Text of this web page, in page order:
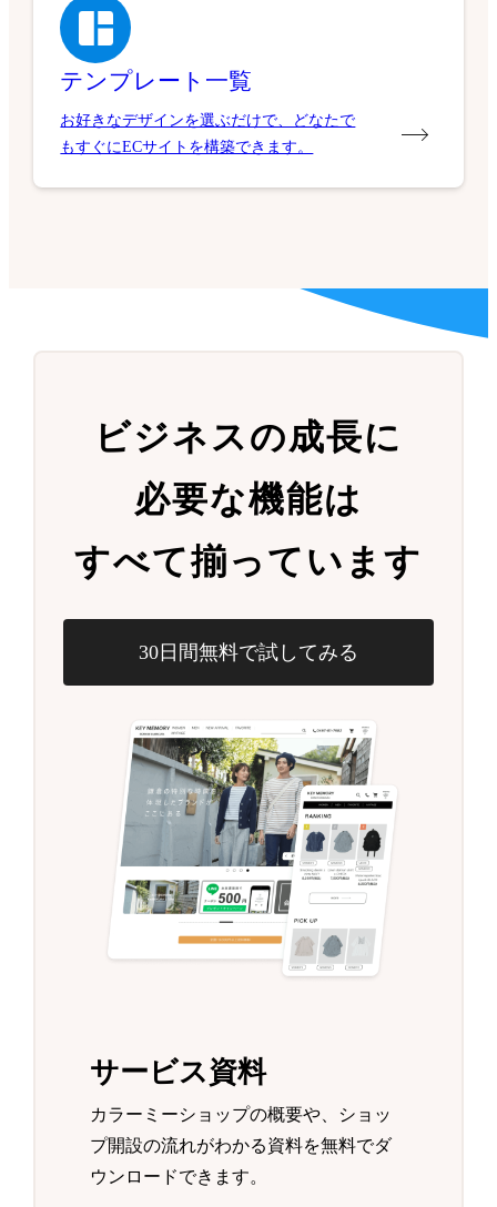
テンプレート一覧
お好きなデザインを選ぶだけで、どなたで
もすぐにECサイトを構築できます。
ビジネスの成長に
必要な機能は
すべて揃っています
30日間無料で試してみる
サービス資料
カラーミーショップの概要や、ショッ
プ開設の流れがわかる資料を無料でダ
ウンロードできます。